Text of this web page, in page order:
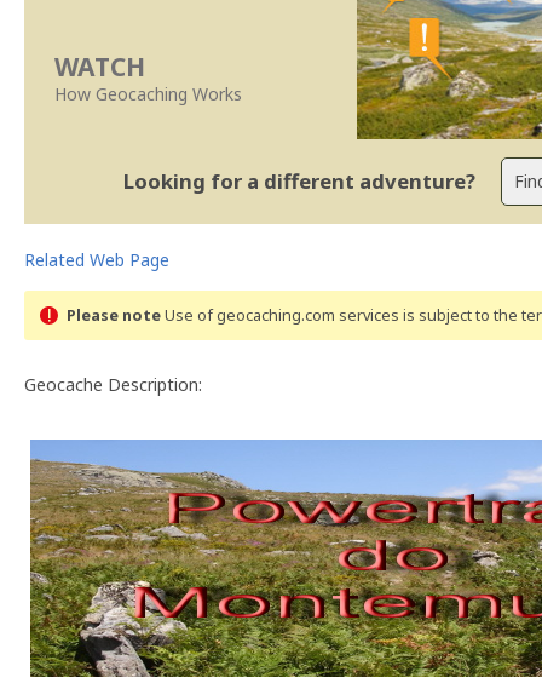
WATCH
How Geocaching Works
Looking for a different adventure?
Related Web Page
Please noteUse of geocaching.com services is subject to the
Geocache Description: